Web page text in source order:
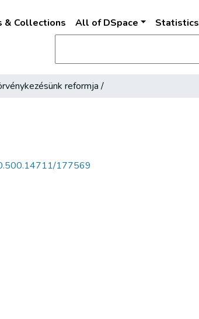
& Collections All of DSpace Statistics
reformja /
177569